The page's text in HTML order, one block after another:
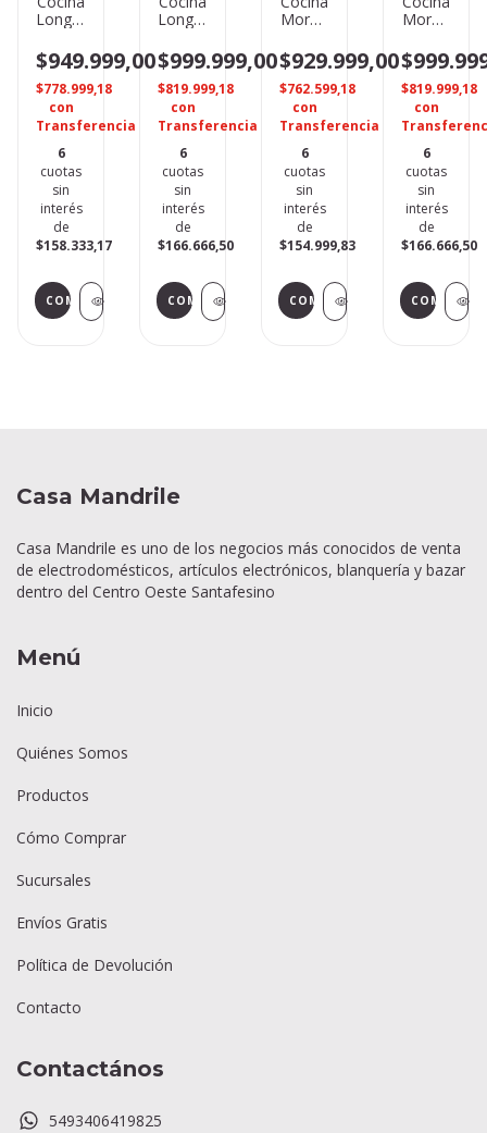
Longvie
Rejilla
Fundición
$949.999,00
$778.999,18
con
Transferencia
6
cuotas
sin
interés
de
$158.333,17
Longvie
Rejilla
Fundición
$999.999,00
$819.999,18
con
Transferencia
6
cuotas
sin
interés
de
$166.666,50
Morelli
600
P/visor
R/fundic
$929.999,00
$762.599,18
con
Transferencia
6
cuotas
sin
interés
de
$154.999,83
Morelli
600 PV
/
Rejilla
Fund.
Liviana
$819.999,18
con
6
cuotas
sin
interés
de
$166.666,50
Casa Mandrile
Casa Mandrile es uno de los negocios más conocidos de venta
de electrodomésticos, artículos electrónicos, blanquería y bazar
dentro del Centro Oeste Santafesino
Menú
Inicio
Quiénes Somos
Productos
Cómo Comprar
Sucursales
Envíos Gratis
Política de Devolución
Contacto
Contactános
5493406419825